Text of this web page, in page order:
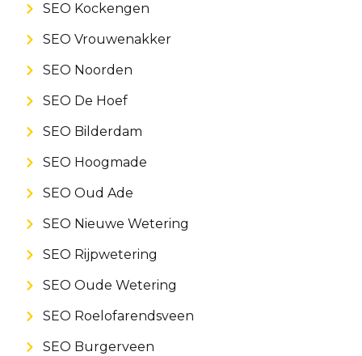
SEO Kockengen
SEO Vrouwenakker
SEO Noorden
SEO De Hoef
SEO Bilderdam
SEO Hoogmade
SEO Oud Ade
SEO Nieuwe Wetering
SEO Rijpwetering
SEO Oude Wetering
SEO Roelofarendsveen
SEO Burgerveen